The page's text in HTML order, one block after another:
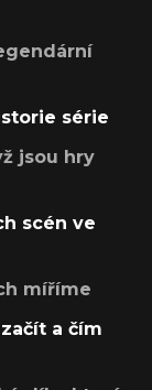
série
jsou hry
scén ve
míříme
a čím